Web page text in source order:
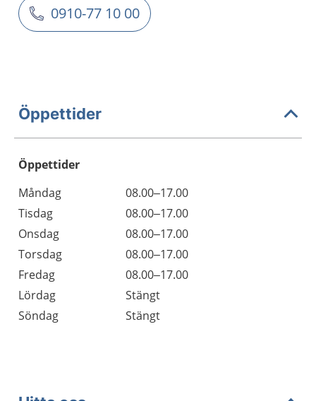
0910-77 10 00
Öppettider
Öppettider
Dag
Öppettider
Kommentarer
Måndag
08.00–17.00
Tisdag
08.00–17.00
Onsdag
08.00–17.00
Torsdag
08.00–17.00
Fredag
08.00–17.00
Lördag
Stängt
Söndag
Stängt